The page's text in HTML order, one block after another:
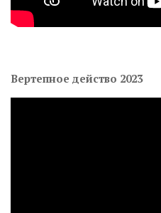
Вертепное действо 2023